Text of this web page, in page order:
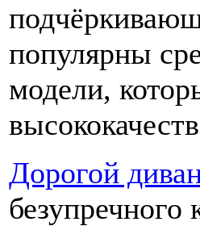
популярны
модели,
Дорогой
безупречного